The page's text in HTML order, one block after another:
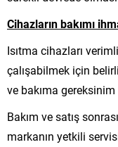
Cihazların bakımı
Isıtma cihazları
çalışabilmek için
ve bakıma gereksinim
Bakım ve satış
markanın yetkili